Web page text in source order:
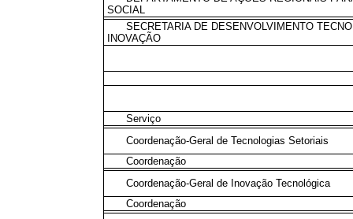
SOCIAL
SECRETARIA DE DESENVOLVIMENTO
INOVAÇÃO
Serviço
Coordenação-Geral de Tecnologias Setoriais
Coordenação
Coordenação-Geral de Inovação Tecnológica
Coordenação